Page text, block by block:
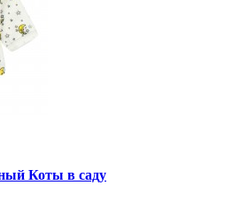
Коты в саду